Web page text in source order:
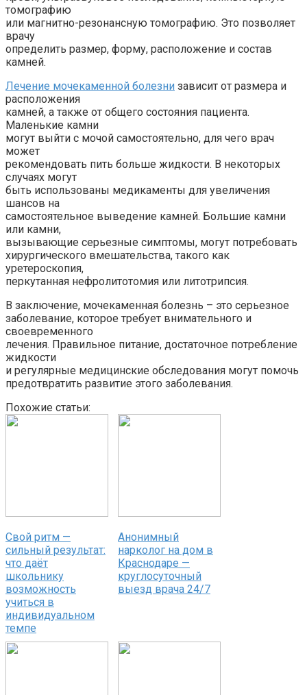
томографию
или магнитно-резонансную томографию. Это позволяет
врачу
определить размер, форму, расположение и состав
камней.
Лечение мочекаменной болезни зависит от размера и
расположения
камней, а также от общего состояния пациента.
Маленькие камни
могут выйти с мочой самостоятельно, для чего врач
может
рекомендовать пить больше жидкости. В некоторых
случаях могут
быть использованы медикаменты для увеличения
шансов на
самостоятельное выведение камней. Большие камни
или камни,
вызывающие серьезные симптомы, могут потребовать
хирургического вмешательства, такого как
уретероскопия,
перкутанная нефролитотомия или литотрипсия.
В заключение, мочекаменная болезнь – это серьезное
заболевание, которое требует внимательного и
своевременного
лечения. Правильное питание, достаточное потребление
жидкости
и регулярные медицинские обследования могут помочь
предотвратить развитие этого заболевания.
Похожие статьи:
Свой ритм —
сильный результат:
что даёт
школьнику
возможность
учиться в
индивидуальном
темпе
Анонимный
нарколог на дом в
Краснодаре —
круглосуточный
выезд врача 24/7